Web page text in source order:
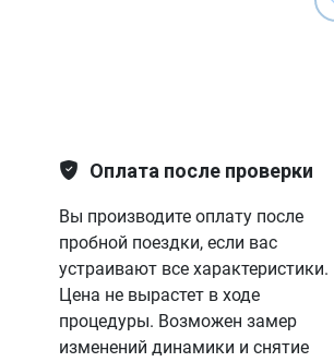
Оплата после проверки
Вы производите оплату после
пробной поездки, если вас
устраивают все характеристики.
Цена не вырастет в ходе
процедуры. Возможен замер
изменений динамики и снятие